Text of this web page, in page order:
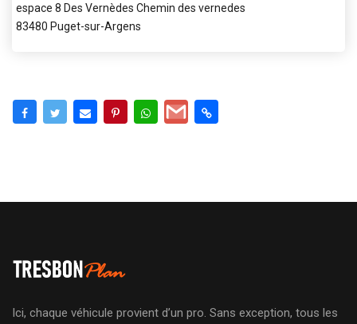
espace 8 Des Vernèdes Chemin des vernedes
83480 Puget-sur-Argens
Ici, chaque véhicule provient d’un pro. Sans exception, tous les